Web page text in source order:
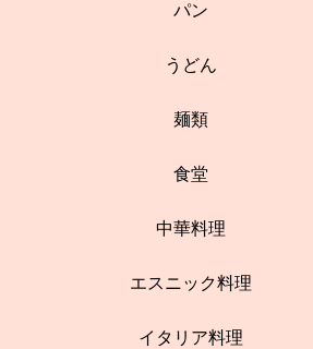
パン
うどん
麺類
食堂
中華料理
エスニック料理
イタリア料理